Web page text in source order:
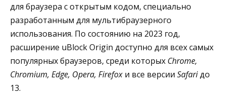
для браузера с открытым кодом, специально
разработанным для мультибраузерного
использования. По состоянию на 2023 год,
расширение uBlock Origin доступно для всех самых
популярных браузеров, среди которых Chrome,
Chromium, Edge, Opera, Firefox и все версии Safariдо
13.